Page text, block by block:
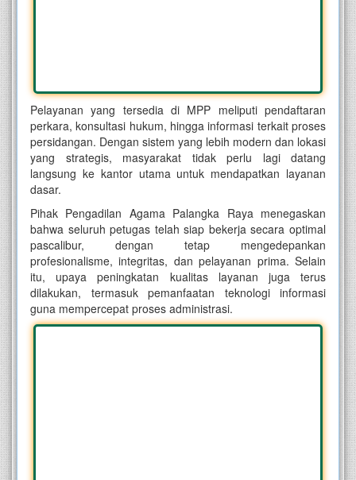
Pelayanan yang tersedia di MPP meliputi pendaftaran
perkara, konsultasi hukum, hingga informasi terkait proses
persidangan. Dengan sistem yang lebih modern dan lokasi
yang strategis, masyarakat tidak perlu lagi datang
langsung ke kantor utama untuk mendapatkan layanan
dasar.
Pihak Pengadilan Agama Palangka Raya menegaskan
bahwa seluruh petugas telah siap bekerja secara optimal
pascalibur, dengan tetap mengedepankan
profesionalisme, integritas, dan pelayanan prima. Selain
itu, upaya peningkatan kualitas layanan juga terus
dilakukan, termasuk pemanfaatan teknologi informasi
guna mempercepat proses administrasi.